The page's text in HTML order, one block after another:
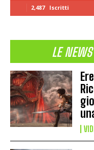
2,487 Iscritti
LE